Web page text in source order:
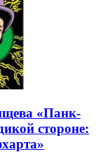
«Панк-
стороне: